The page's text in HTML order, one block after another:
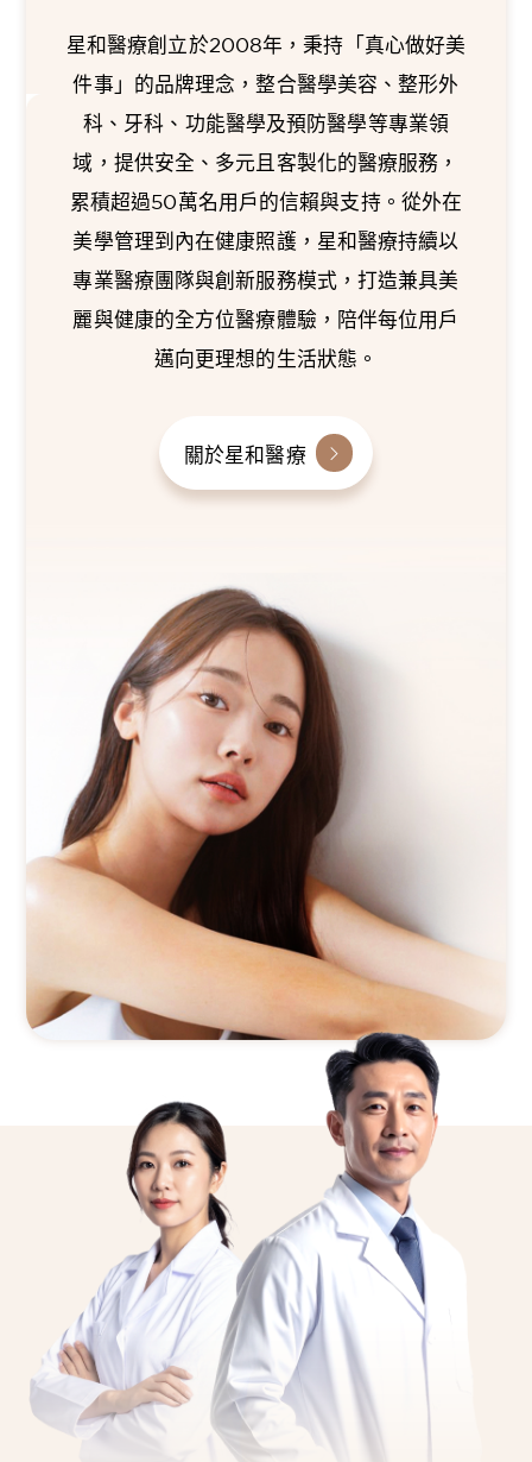
星和醫療創立於2008年，秉持「真心做好美
件事」的品牌理念，整合醫學美容、整形外
科、牙科、功能醫學及預防醫學等專業領
域，提供安全、多元且客製化的醫療服務，
累積超過50萬名用戶的信賴與支持。從外在
美學管理到內在健康照護，星和醫療持續以
專業醫療團隊與創新服務模式，打造兼具美
麗與健康的全方位醫療體驗，陪伴每位用戶
邁向更理想的生活狀態。
關於星和醫療